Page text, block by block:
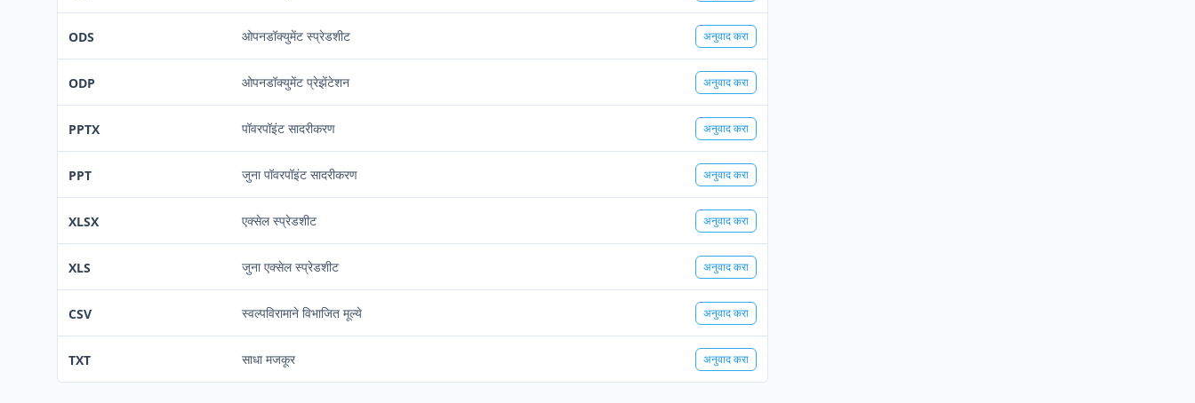
ODS ओपनडॉक्युमेंट स्प्रेडशीट अनुवाद करा
ODP ओपनडॉक्युमेंट प्रेझेंटेशन अनुवाद करा
PPTX पॉवरपॉइंट सादरीकरण अनुवाद करा
PPT जुना पॉवरपॉइंट सादरीकरण अनुवाद करा
XLSX एक्सेल स्प्रेडशीट अनुवाद करा
XLS जुना एक्सेल स्प्रेडशीट अनुवाद करा
CSV स्वल्पविरामाने विभाजित मूल्ये अनुवाद करा
TXT साधा मजकूर अनुवाद करा